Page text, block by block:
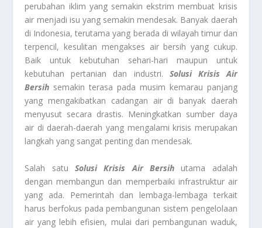
perubahan iklim yang semakin ekstrim membuat krisis
air menjadi isu yang semakin mendesak. Banyak daerah
di Indonesia, terutama yang berada di wilayah timur dan
terpencil, kesulitan mengakses air bersih yang cukup.
Baik untuk kebutuhan sehari-hari maupun untuk
kebutuhan pertanian dan industri. Solusi Krisis Air
Bersih semakin terasa pada musim kemarau panjang
yang mengakibatkan cadangan air di banyak daerah
menyusut secara drastis. Meningkatkan sumber daya
air di daerah-daerah yang mengalami krisis merupakan
langkah yang sangat penting dan mendesak.
Salah satuSolusi Krisis Air Bersihutama adalah
dengan membangun dan memperbaiki infrastruktur air
yang ada. Pemerintah dan lembaga-lembaga terkait
harus berfokus pada pembangunan sistem pengelolaan
air yang lebih efisien, mulai dari pembangunan waduk,